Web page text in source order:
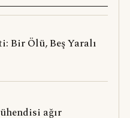
Bir Ölü, Beş Yaralı
ağır